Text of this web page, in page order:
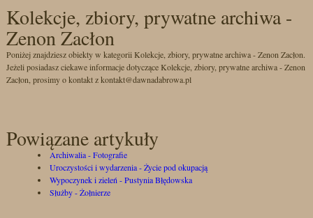
Kolekcje, zbiory, prywatne archiwa -
Zenon Zacłon
Poniżej znajdziesz obiekty w kategorii Kolekcje, zbiory, prywatne archiwa - Zenon Zacłon.
Jeżeli posiadasz ciekawe informacje dotyczące Kolekcje, zbiory, prywatne archiwa - Zenon
Zacłon, prosimy o kontakt z kontakt@dawnadabrowa.pl
Powiązane artykuły
Archiwalia - Fotografie
Uroczystości i wydarzenia - Życie pod okupacją
Wypoczynek i zieleń - Pustynia Błędowska
Służby - Żołnierze